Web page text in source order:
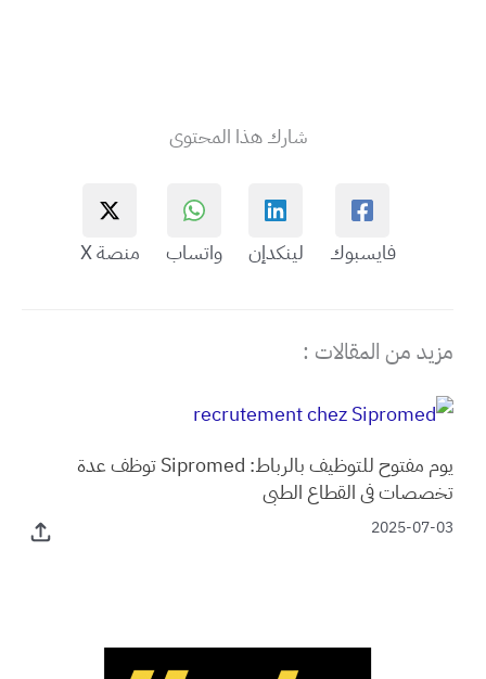
شارك هذا المحتوى
فايسبوك لينكدإن واتساب منصة X
مزيد من المقالات :
يوم مفتوح للتوظيف بالرباط: Sipromed توظف عدة
تخصصات في القطاع الطبي
2025-07-03